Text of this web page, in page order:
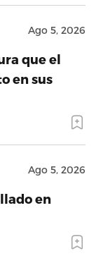
Ago 5, 2026
que el
en sus
Ago 5, 2026
en